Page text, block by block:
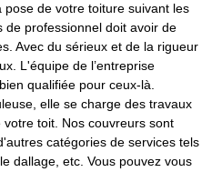
de votre toiture suivant les
de professionnel doit avoir de
Avec du sérieux et de la rigueur
L'équipe de l’entreprise
qualifiée pour ceux-là.
elle se charge des travaux
toit. Nos couvreurs sont
catégories de services tels
dallage, etc. Vous pouvez vous